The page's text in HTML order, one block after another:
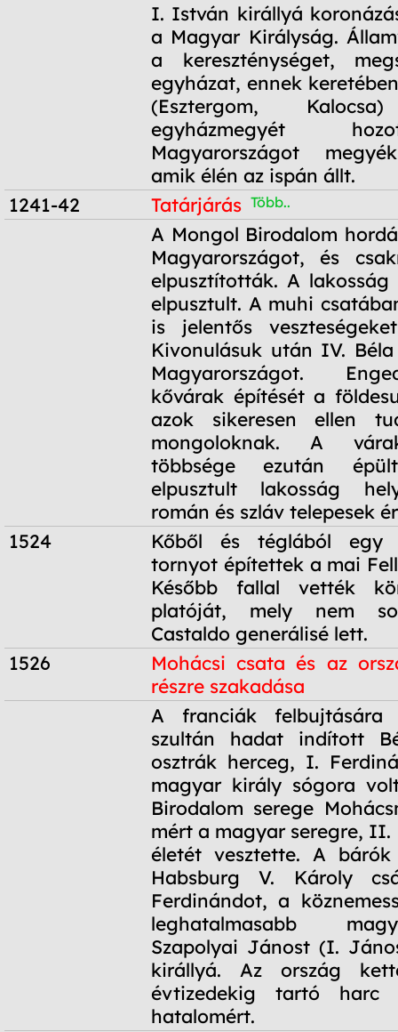
I. István királlyá
a Magyar Királyság.
a kereszténységet,
egyházat, ennek
(Esztergom,
egyházmegyét
Magyarországot
amik élén az ispán állt.
1241-42
Tatárjárás Több..
A Mongol Birodalom
Magyarországot, és
elpusztították. A lakosság
elpusztult. A muhi
is jelentős
Kivonulásuk után IV.
Magyarországot.
kővárak építését a
azok sikeresen ellen
mongoloknak. A
többsége ezután
elpusztult lakosság
román és szláv telepesek
1524
Kőből és téglából egy
tornyot építettek a mai
Később fallal vették
platóját, mely nem
Castaldo generálisé lett.
1526
Mohácsi csata és az
részre szakadása
A franciák felbujtására
szultán hadat indított
osztrák herceg, I.
magyar király sógora
Birodalom serege
mért a magyar seregre, II.
életét vesztette. A
Habsburg V. Károly
Ferdinándot, a
leghatalmasabb
Szapolyai Jánost (I.
királlyá. Az ország
évtizedekig tartó harc
hatalomért.